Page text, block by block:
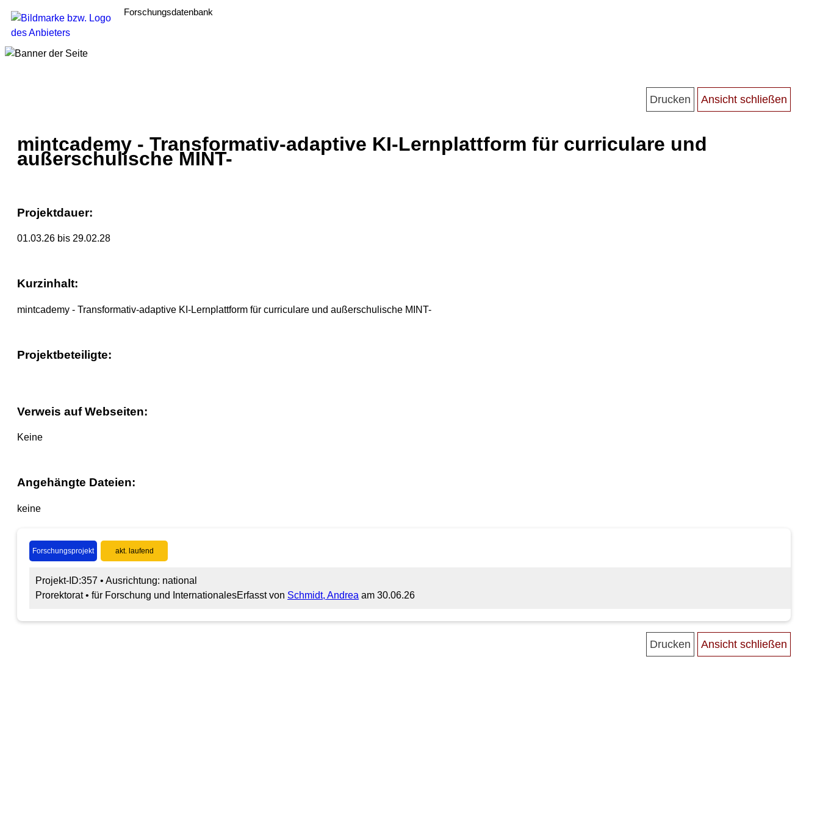
Forschungsdatenbank
mintcademy - Transformativ-adaptive KI-Lernplattform für curriculare und
außerschulische MINT-
Projektdauer:
01.03.26 bis 29.02.28
Kurzinhalt:
mintcademy - Transformativ-adaptive KI-Lernplattform für curriculare und außerschulische MINT-
Projektbeteiligte:
Verweis auf Webseiten:
Keine
Angehängte Dateien:
keine
Forschungsprojekt akt. laufend
Projekt-ID:357 • Ausrichtung: national
Prorektorat • für Forschung und InternationalesErfasst von Schmidt, Andrea am 30.06.26